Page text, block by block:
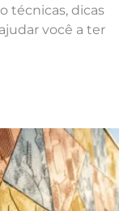
técnicas, dicas
você a ter